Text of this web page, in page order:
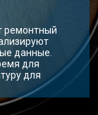
ремонтный
данные.
для
для